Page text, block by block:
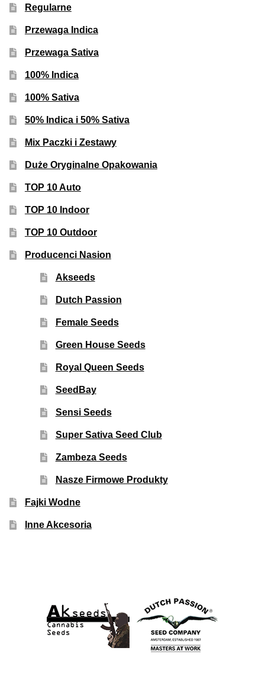
Regularne
Przewaga Indica
Przewaga Sativa
100% Indica
100% Sativa
50% Indica i 50% Sativa
Mix Paczki i Zestawy
Duże Oryginalne Opakowania
TOP 10 Auto
TOP 10 Indoor
TOP 10 Outdoor
Producenci Nasion
Akseeds
Dutch Passion
Female Seeds
Green House Seeds
Royal Queen Seeds
SeedBay
Sensi Seeds
Super Sativa Seed Club
Zambeza Seeds
Nasze Firmowe Produkty
Fajki Wodne
Inne Akcesoria